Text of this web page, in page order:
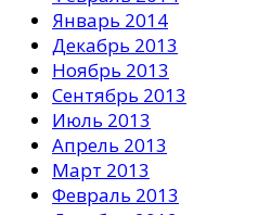
Январь 2014
Декабрь 2013
Ноябрь 2013
Сентябрь 2013
Июль 2013
Апрель 2013
Март 2013
Февраль 2013